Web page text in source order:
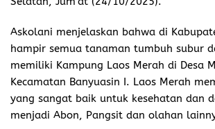
Askolani menjelaskan bahwa di
hampir semua tanaman tumbuh subur
memiliki Kampung Laos Merah di Desa
Kecamatan Banyuasin I. Laos Merah
yang sangat baik untuk kesehatan dan
menjadi Abon, Pangsit dan olahan